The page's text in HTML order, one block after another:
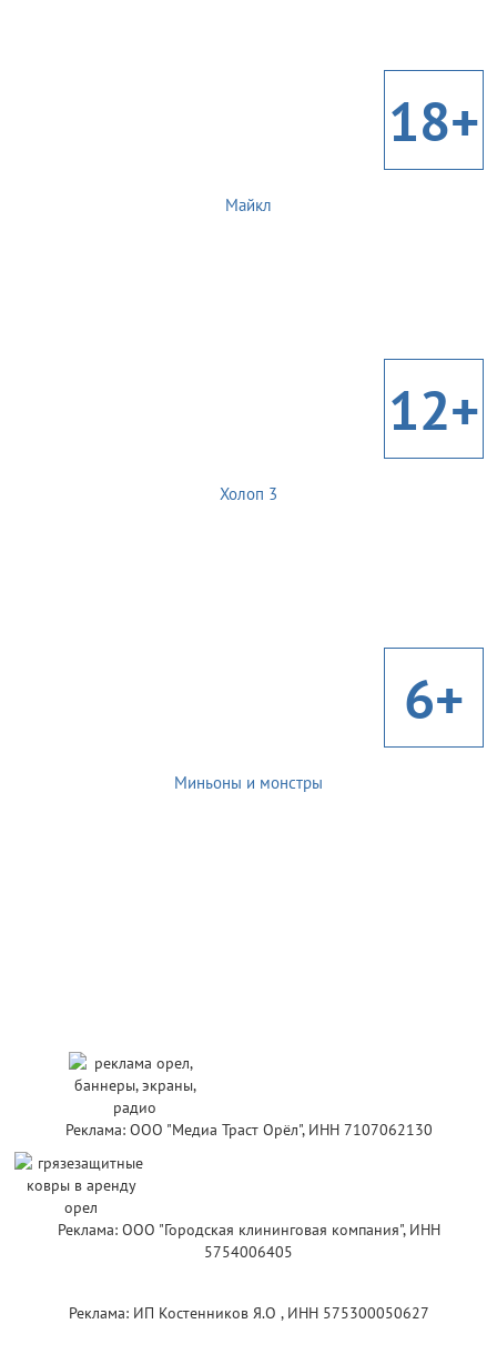
18+
Майкл
12+
Холоп 3
6+
Миньоны и монстры
Реклама: ООО "Медиа Траст Орёл", ИНН 7107062130
Реклама: ООО "Городская клининговая компания", ИНН
5754006405
Реклама: ИП Костенников Я.О , ИНН 575300050627